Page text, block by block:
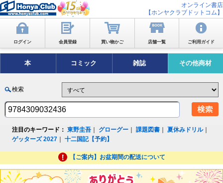
オンライン書店
【ホンヤクラブドットコム】
ログイン 会員登録 買い物かご 店舗一覧 ご利用ガイド
本 コミック 雑誌 その他商材
検索
注目のキーワード： 東野圭吾 グローグー ｜課題図書 ｜夏休みドリル｜
ゲッターズ 2027 ｜十二国記【予約】
【ご案内】お盆期間の配送について